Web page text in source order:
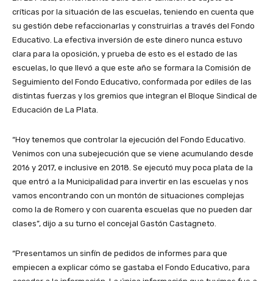
críticas por la situación de las escuelas, teniendo en cuenta que
su gestión debe refaccionarlas y construirlas a través del Fondo
Educativo. La efectiva inversión de este dinero nunca estuvo
clara para la oposición, y prueba de esto es el estado de las
escuelas, lo que llevó a que este año se formara la Comisión de
Seguimiento del Fondo Educativo, conformada por ediles de las
distintas fuerzas y los gremios que integran el Bloque Sindical de
Educación de La Plata.
“Hoy tenemos que controlar la ejecución del Fondo Educativo.
Venimos con una subejecución que se viene acumulando desde
2016 y 2017, e inclusive en 2018. Se ejecutó muy poca plata de la
que entró a la Municipalidad para invertir en las escuelas y nos
vamos encontrando con un montón de situaciones complejas
como la de Romero y con cuarenta escuelas que no pueden dar
clases”, dijo a su turno el concejal Gastón Castagneto.
“Presentamos un sinfín de pedidos de informes para que
empiecen a explicar cómo se gastaba el Fondo Educativo, para